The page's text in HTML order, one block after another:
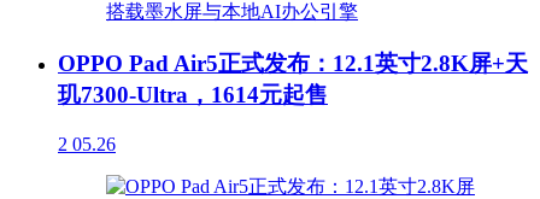
OPPO Pad Air5正式发布：12.1英寸2.8K屏+天
玑7300-Ultra，1614元起售
2 05.26